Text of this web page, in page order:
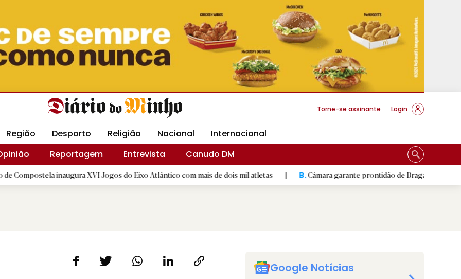
Revista Minha Gráfica DM Livraria DM Arquidiocese Braga
Torne-se assinante Login
Região Desporto Religião Nacional
Internacional
Reportagem Entrevista Canudo DM
inaugura XVI Jogos do Eixo Atlântico com mais de dois mil atletas | B.Câmara garante prontidão de Braga no resgate animal
Google Notícias